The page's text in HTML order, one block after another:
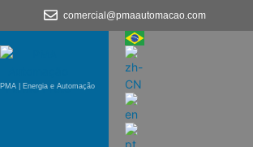
comercial@pmaautomacao.com
PMA | Energia e Automação